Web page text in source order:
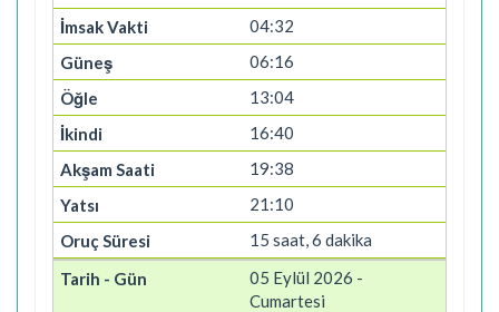
04:32
06:16
13:04
16:40
19:38
21:10
15 saat, 6 dakika
05 Eylül 2026 -
Cumartesi